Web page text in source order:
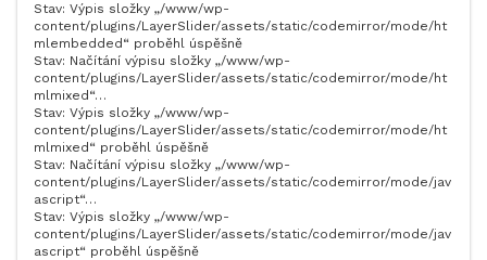
Stav: Výpis složky „/www/wp-
content/plugins/LayerSlider/assets/static/codemirror/mode/ht
mlembedded“ proběhl úspěšně
Stav: Načítání výpisu složky „/www/wp-
content/plugins/LayerSlider/assets/static/codemirror/mode/ht
mlmixed“…
Stav: Výpis složky „/www/wp-
content/plugins/LayerSlider/assets/static/codemirror/mode/ht
mlmixed“ proběhl úspěšně
Stav: Načítání výpisu složky „/www/wp-
content/plugins/LayerSlider/assets/static/codemirror/mode/jav
ascript“…
Stav: Výpis složky „/www/wp-
content/plugins/LayerSlider/assets/static/codemirror/mode/jav
ascript“ proběhl úspěšně